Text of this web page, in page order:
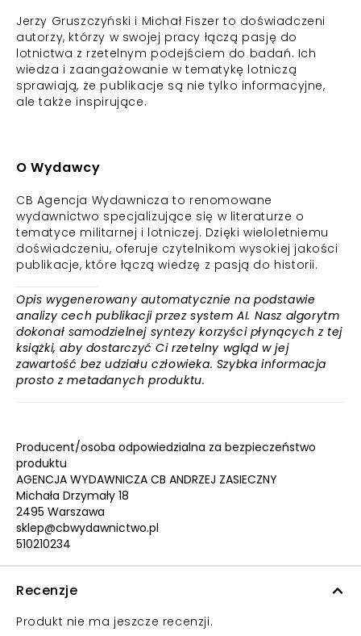
Jerzy Gruszczyński i Michał Fiszer to doświadczeni
autorzy, którzy w swojej pracy łączą pasję do
lotnictwa z rzetelnym podejściem do badań. Ich
wiedza i zaangażowanie w tematykę lotniczą
sprawiają, że publikacje są nie tylko informacyjne,
ale także inspirujące.
O Wydawcy
CB Agencja Wydawnicza to renomowane
wydawnictwo specjalizujące się w literaturze o
tematyce militarnej i lotniczej. Dzięki wieloletniemu
doświadczeniu, oferuje czytelnikom wysokiej jakości
publikacje, które łączą wiedzę z pasją do historii.
Opis wygenerowany automatycznie na podstawie
analizy cech publikacji przez system AI. Nasz algorytm
dokonał samodzielnej syntezy korzyści płynących z tej
książki, aby dostarczyć Ci rzetelny wgląd w jej
zawartość bez udziału człowieka. Szybka informacja
prosto z metadanych produktu.
Producent/osoba odpowiedzialna za bezpieczeństwo
produktu
AGENCJA WYDAWNICZA CB ANDRZEJ ZASIECZNY
Michała Drzymały 18
2495 Warszawa
sklep@cbwydawnictwo.pl
510210234
Recenzje
Produkt nie ma jeszcze recenzji.